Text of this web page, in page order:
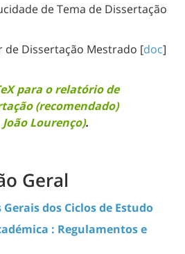
de Tema de Dissertação
de Dissertação Mestrado [doc]
para o relatório de
(recomendado)
Lourenço).
Geral
dos Ciclos de Estudo
: Regulamentos e